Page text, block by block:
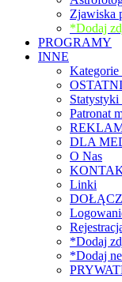
Zjawiska
*Dodaj
PROGRAMY
INNE
Statystyki
Patronat
DLA
O Nas
Linki
*Dodaj
*Dodaj